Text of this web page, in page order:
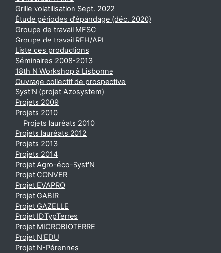
Grille volatilisation Sept. 2022
Étude périodes d'épandage (déc. 2020)
Groupe de travail MFSC
Groupe de travail REH/APL
Liste des productions
Séminaires 2008-2013
18th N Workshop à Lisbonne
Ouvrage collectif de prospective
Syst'N (projet Azosystem)
Projets 2009
Projets 2010
Projets lauréats 2010
Projets lauréats 2012
Projets 2013
Projets 2014
Projet Agro-éco-Syst'N
Projet CONVER
Projet EVAPRO
Projet GABIR
Projet GAZELLE
Projet IDTypTerres
Projet MICROBIOTERRE
Projet N'EDU
Projet N-Pérennes